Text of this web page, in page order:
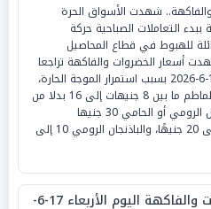
شهدت الأسواق الحرة
ببدء التعاملات الصباحية حركة
للهبوط في قطاع المحاصيل
أسعار الخضروات والفاكهة تراجعا
اليوم الخميس 18-6-2026 بسبب استمرار الموجة الحارة،
لتتأرجح أسعار الطماطم ما بين 8 جنيهات إلى 16 بدلا من
20 جنيها، والفلفل الرومي أو الحامي 30 جنيها
والبطاطس 10 إلى 20 جنيهًا، والباذنجان الرومي 10 إلى
أسعار الخضروات والفاكهة اليوم الأربعاء 17-6-